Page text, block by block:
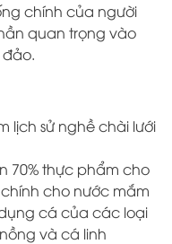
chính của người
quan trọng vào
lịch sử nghề chài lưới
70% thực phẩm cho
cho nước mắm
cá của các loại
và cá linh